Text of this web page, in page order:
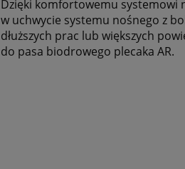
Dzięki komfortowemu systemowi
w uchwycie systemu nośnego z
dłuższych prac lub większych
do pasa biodrowego plecaka AR.